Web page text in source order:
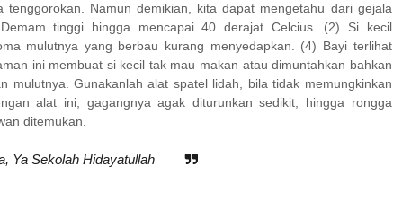
Namun demikian, kita dapat mengetahu dari gejala
tinggi hingga mencapai 40 derajat Celcius. (2) Si kecil
mulutnya yang berbau kurang menyedapkan. (4) Bayi terlihat
ini membuat si kecil tak mau makan atau dimuntahkan bahkan
mulutnya. Gunakanlah alat spatel lidah, bila tidak memungkinkan
alat ini, gagangnya agak diturunkan sedikit, hingga rongga
ditemukan.
Ya Sekolah Hidayatullah